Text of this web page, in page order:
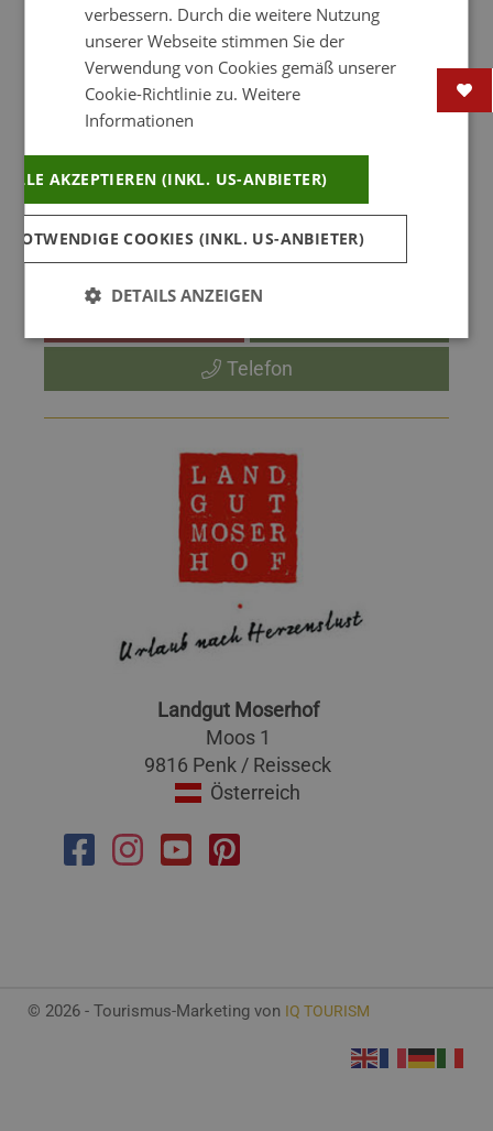
Landgut Moserhof
Moos 1
9816 Penk / Reisseck
Österreich
Telefon
© 2026 - Tourismus-Marketing von IQ TOURISM
verbessern. Durch die weitere Nutzung
unserer Webseite stimmen Sie der
Verwendung von Cookies gemäß unserer
Cookie-Richtlinie zu.Weitere
Informationen
ALLE AKZEPTIEREN (INKL. US-ANBIETER)
NOTWENDIGE COOKIES (INKL. US-ANBIETER)
DETAILS ANZEIGEN